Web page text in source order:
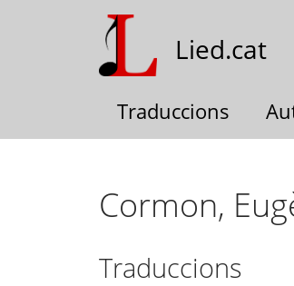
Lied.cat
Traduccions
Cormon,
Traduccions